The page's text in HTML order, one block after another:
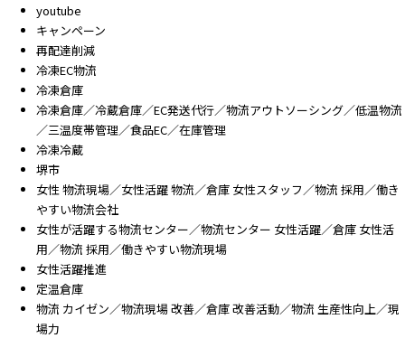
youtube
キャンペーン
再配達削減
冷凍EC物流
冷凍倉庫
冷凍倉庫／冷蔵倉庫／EC発送代行／物流アウトソーシング／低温物流
／三温度帯管理／食品EC／在庫管理
冷凍冷蔵
堺市
女性 物流現場／女性活躍 物流／倉庫 女性スタッフ／物流 採用／働き
やすい物流会社
女性が活躍する物流センター／物流センター 女性活躍／倉庫 女性活
用／物流 採用／働きやすい物流現場
女性活躍推進
定温倉庫
物流 カイゼン／物流現場 改善／倉庫 改善活動／物流 生産性向上／現
場力